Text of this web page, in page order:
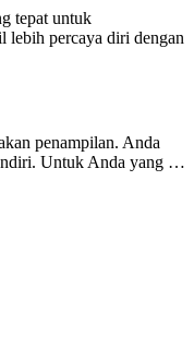
tepat untuk
lebih percaya diri dengan
penampilan. Anda
Untuk Anda yang …